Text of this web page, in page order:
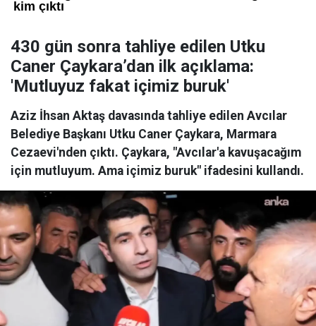
430 gün sonra tahliye edilen Utku
Caner Çaykara’dan ilk açıklama:
'Mutluyuz fakat içimiz buruk'
Aziz İhsan Aktaş davasında tahliye edilen Avcılar
Belediye Başkanı Utku Caner Çaykara, Marmara
Cezaevi'nden çıktı. Çaykara, "Avcılar'a kavuşacağım
için mutluyum. Ama içimiz buruk" ifadesini kullandı.